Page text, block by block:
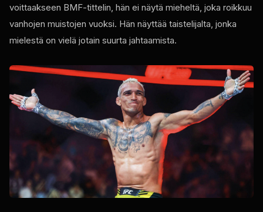
voittaakseen BMF-tittelin, hän ei näytä mieheltä, joka roikkuu
vanhojen muistojen vuoksi. Hän näyttää taistelijalta, jonka
mielestä on vielä jotain suurta jahtaamista.